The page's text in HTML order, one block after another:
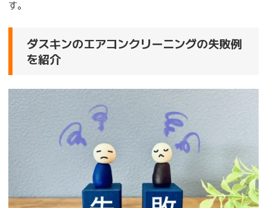
す。
ダスキンのエアコンクリーニングの失敗例
を紹介